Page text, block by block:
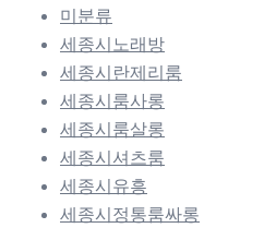
미분류
세종시노래방
세종시란제리룸
세종시룸사롱
세종시룸살롱
세종시셔츠룸
세종시유흥
세종시정통룸싸롱